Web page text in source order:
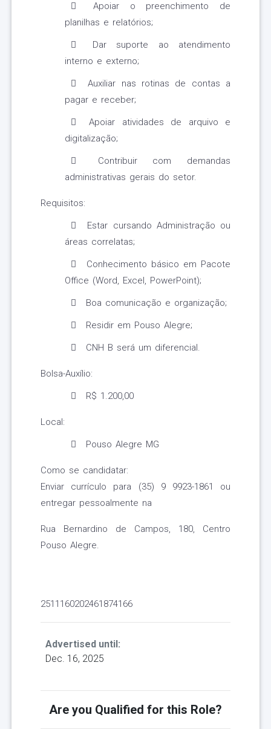
Apoiar o preenchimento de
planilhas e relatórios;
Dar suporte ao atendimento
interno e externo;
Auxiliar nas rotinas de contas a
pagar e receber;
Apoiar atividades de arquivo e
digitalização;
Contribuir com demandas
administrativas gerais do setor.
Requisitos:
Estar cursando Administração ou
áreas correlatas;
Conhecimento básico em Pacote
Office (Word, Excel, PowerPoint);
Boa comunicação e organização;
Residir em Pouso Alegre;
CNH B será um diferencial.
Bolsa-Auxílio:
R$ 1.200,00
Local:
Pouso Alegre MG
Como se candidatar:
Enviar currículo para (35) 9 9923-1861 ou
entregar pessoalmente na
Rua Bernardino de Campos, 180, Centro
Pouso Alegre.
2511160202461874166
Advertised until:
Dec. 16, 2025
Are you Qualified for this Role?